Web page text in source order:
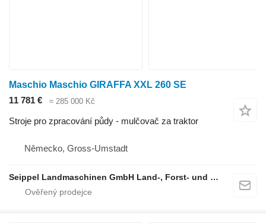
Maschio Maschio GIRAFFA XXL 260 SE
11 781 €
≈ 285 000 Kč
Stroje pro zpracování půdy - mulčovač za traktor
Německo, Gross-Umstadt
Seippel Landmaschinen GmbH Land-, Forst- und Gartentechnik